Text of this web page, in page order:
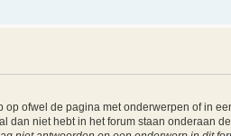
ofwel de pagina met onderwerpen of in
niet hebt in het forum staan onderaan